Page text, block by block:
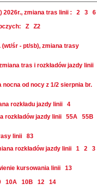
2026r., zmiana tras linii : 2 3
6
Z
Z2
(wt/śr - pt/sb), zmiana trasy
tras i rozkładów jazdy linii
nocna od nocy z 1/2 sierpnia br.
rozkładu jazdy linii
4
rozkładów jazdy linii
55A
55B
linii
83
rozkładów jazdy linii
1 2
3
kursowania linii
13
10A 10B 12
14